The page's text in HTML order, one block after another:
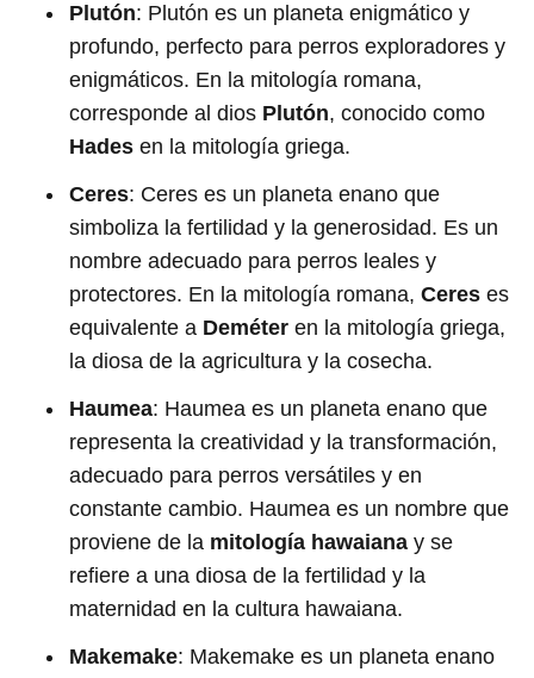
Plutón: Plutón es un planeta enigmático y
profundo, perfecto para perros exploradores y
enigmáticos. En la mitología romana,
corresponde al dios Plutón, conocido como
Hades en la mitología griega.
Ceres: Ceres es un planeta enano que
simboliza la fertilidad y la generosidad. Es un
nombre adecuado para perros leales y
protectores. En la mitología romana, Ceres es
equivalente a Deméter en la mitología griega,
la diosa de la agricultura y la cosecha.
Haumea: Haumea es un planeta enano que
representa la creatividad y la transformación,
adecuado para perros versátiles y en
constante cambio. Haumea es un nombre que
proviene de la mitología hawaiana y se
refiere a una diosa de la fertilidad y la
maternidad en la cultura hawaiana.
Makemake: Makemake es un planeta enano